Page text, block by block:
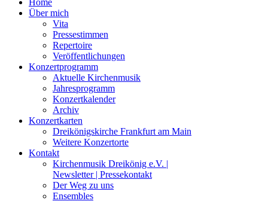
Über mich
Vita
Pressestimmen
Repertoire
Veröffentlichungen
Konzertprogramm
Aktuelle Kirchenmusik
Jahresprogramm
Konzertkalender
Archiv
Konzertkarten
Dreikönigskirche Frankfurt am Main
Weitere Konzertorte
Kontakt
Kirchenmusik Dreikönig e.V. |
Newsletter | Pressekontakt
Der Weg zu uns
Ensembles